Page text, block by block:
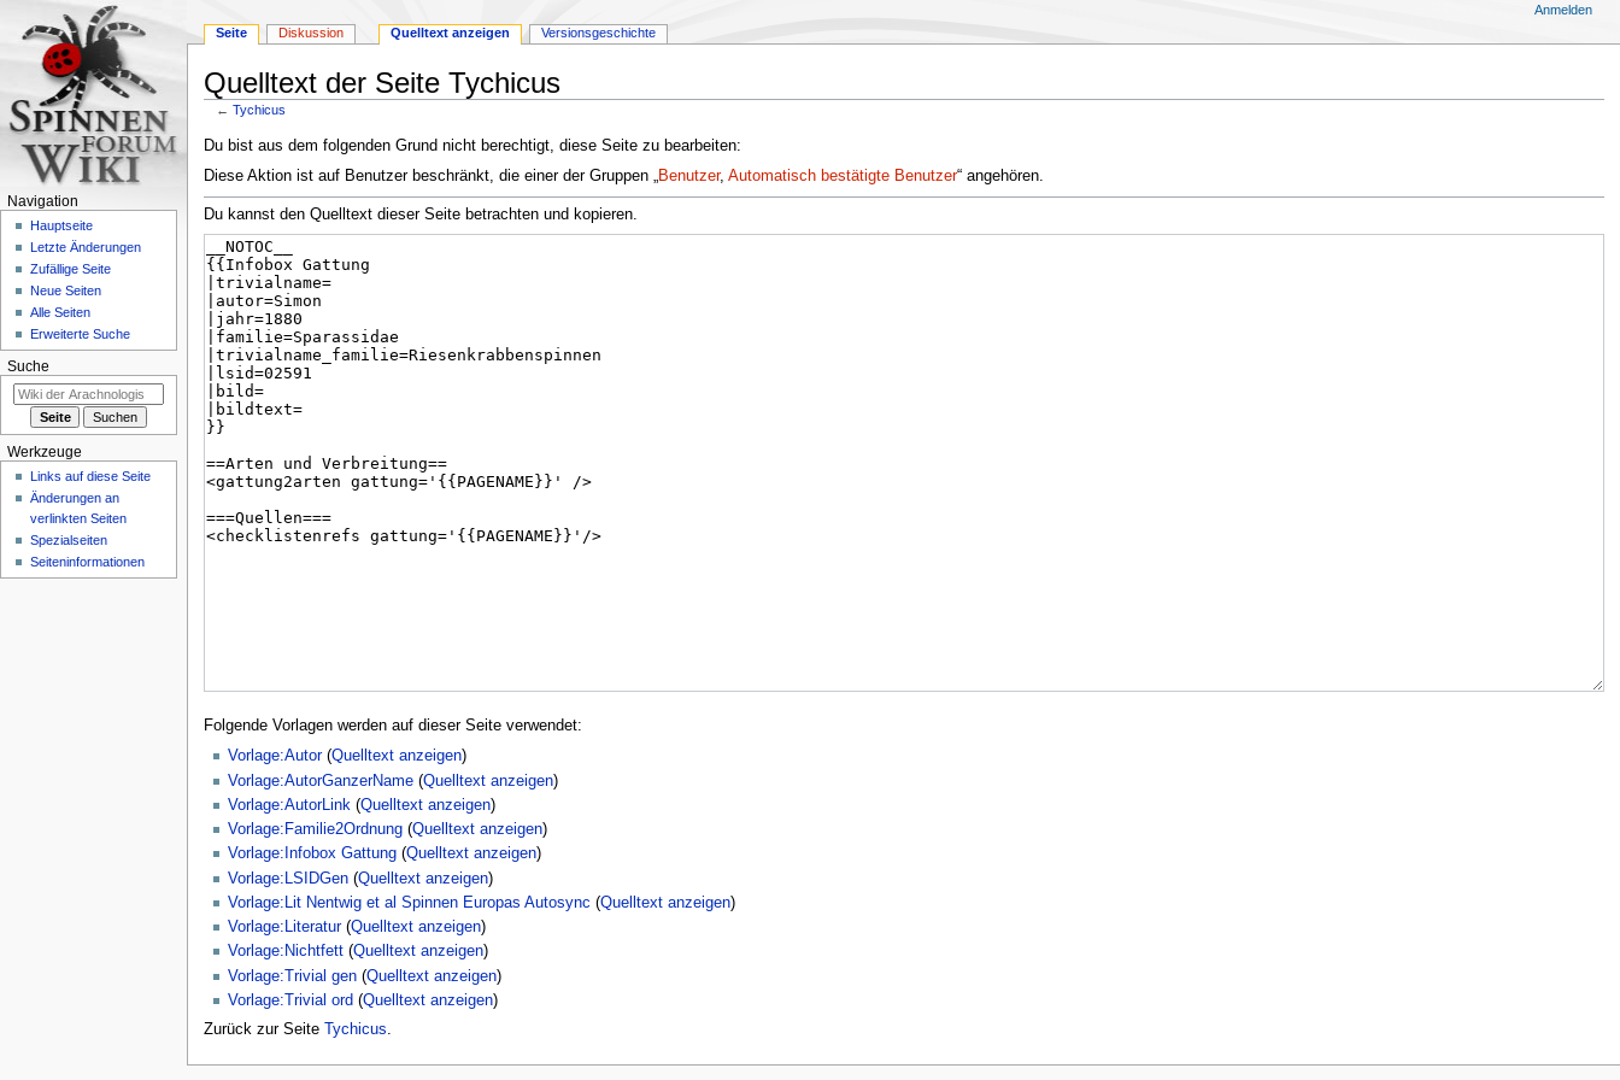
Quelltext der Seite Tychicus
←Tychicus
Zur
Navigation
Zur
Suche
Du bist aus dem folgenden Grund nicht berechtigt, diese Seite zu bearbeiten:
Diese Aktion ist auf Benutzer beschränkt, die einer der Gruppen „Benutzer, Automatisch bestätigte Benutzer“ angehören.
Du kannst den Quelltext dieser Seite betrachten und kopieren.
Folgende Vorlagen werden auf dieser Seite verwendet:
Vorlage:Autor(Quelltext anzeigen)
Vorlage:AutorGanzerName(Quelltext anzeigen)
Vorlage:AutorLink(Quelltext anzeigen)
Vorlage:Familie2Ordnung(Quelltext anzeigen)
Vorlage:Infobox Gattung(Quelltext anzeigen)
Vorlage:LSIDGen(Quelltext anzeigen)
Vorlage:Lit Nentwig et al Spinnen Europas Autosync (Quelltext anzeigen)
Vorlage:Literatur(Quelltext anzeigen)
Vorlage:Nichtfett(Quelltext anzeigen)
Vorlage:Trivial gen(Quelltext anzeigen)
Vorlage:Trivial ord (Quelltext anzeigen)
Zurück zur Seite
Tychicus.
Seite Diskussion Quelltext anzeigen Versionsgeschichte
Anmelden
Navigation
Hauptseite
Letzte Änderungen
Zufällige Seite
Neue Seiten
Alle Seiten
Erweiterte Suche
Suche
Werkzeuge
Links auf diese Seite
Änderungen an
verlinkten Seiten
Spezialseiten
Seiten­­informationen